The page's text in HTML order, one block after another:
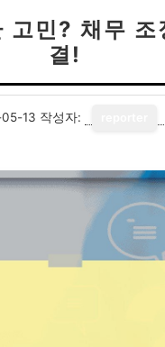
고민? 채무 조
결!
13 작성자: